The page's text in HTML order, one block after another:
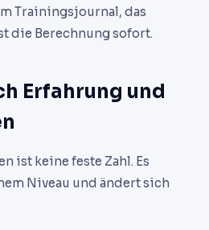
Trainingsjournal, das
die Berechnung sofort.
Erfahrung und
ist keine feste Zahl. Es
Niveau und ändert sich